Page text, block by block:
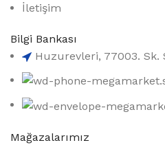
İletişim
Bilgi Bankası
Huzurevleri, 77003. Sk.
Mağazalarımız